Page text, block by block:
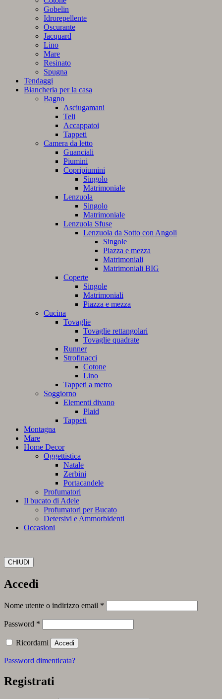
Gobelin
Idrorepellente
Oscurante
Jacquard
Lino
Mare
Resinato
Spugna
Tendaggi
Biancheria per la casa
Bagno
Asciugamani
Teli
Accappatoi
Tappeti
Camera da letto
Guanciali
Piumini
Copripiumini
Singolo
Matrimoniale
Lenzuola
Singolo
Matrimoniale
Lenzuola Sfuse
Lenzuola da Sotto con Angoli
Singole
Piazza e mezza
Matrimoniali
Matrimoniali BIG
Coperte
Singole
Matrimoniali
Piazza e mezza
Cucina
Tovaglie
Tovaglie rettangolari
Tovaglie quadrate
Runner
Strofinacci
Cotone
Lino
Tappeti a metro
Soggiorno
Elementi divano
Plaid
Tappeti
Montagna
Mare
Home Decor
Oggettistica
Natale
Zerbini
Portacandele
Profumatori
Il bucato di Adele
Profumatori per Bucato
Detersivi e Ammorbidenti
Occasioni
CHIUDI
Accedi
Nome utente o indirizzo email *
Password *
Ricordami Accedi
Password dimenticata?
Registrati